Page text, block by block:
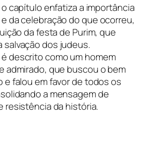
capítulo enfatiza a importância
da celebração do que ocorreu,
da festa de Purim, que
salvação dos judeus.
descrito como um homem
admirado, que buscou o bem
e falou em favor de todos os
a mensagem de
resistência da história.